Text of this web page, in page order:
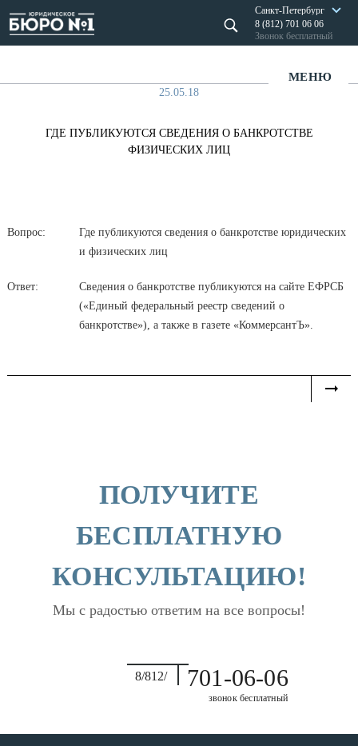
Санкт-Петербург
8 (812) 701 06 06
Звонок бесплатный
МЕНЮ
25.05.18
ГДЕ ПУБЛИКУЮТСЯ СВЕДЕНИЯ О БАНКРОТСТВЕ
ФИЗИЧЕСКИХ ЛИЦ
Вопрос:
Где публикуются сведения о банкротстве юридических
и физических лиц
Ответ:
Сведения о банкротстве публикуются на сайте ЕФРСБ
(«Единый федеральный реестр сведений о
банкротстве»), а также в газете «КоммерсантЪ».
ПОЛУЧИТЕ
БЕСПЛАТНУЮ
КОНСУЛЬТАЦИЮ!
Мы с радостью ответим на все вопросы!
8/812/ 701-06-06
звонок бесплатный